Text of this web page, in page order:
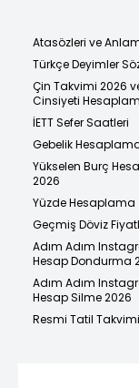
Atasözleri ve
Türkçe Deyimler
Çin Takvimi 2026
Cinsiyeti
İETT Sefer Saatleri
Gebelik
Yükselen Burç
2026
Yüzde Hesaplama
Geçmiş Döviz
Adım Adım
Hesap Dondurma
Adım Adım
Hesap Silme 2026
Resmi Tatil